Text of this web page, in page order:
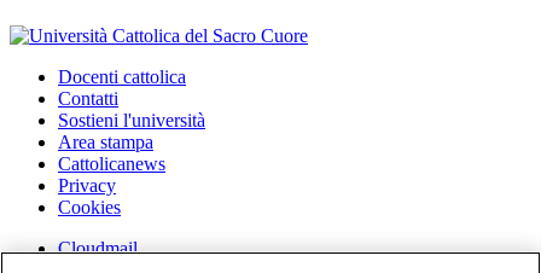
Docenti cattolica
Contatti
Sostieni l'università
Area stampa
Cattolicanews
Privacy
Cookies
Cloudmail